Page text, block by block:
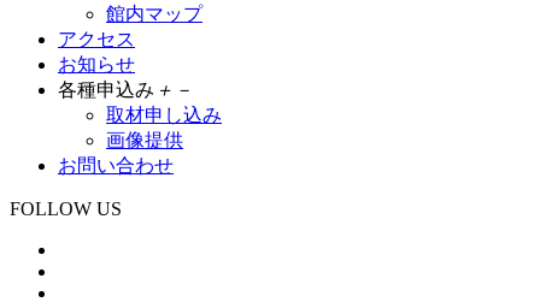
館内マップ
アクセス
お知らせ
各種申込み ＋ －
取材申し込み
画像提供
お問い合わせ
FOLLOW US